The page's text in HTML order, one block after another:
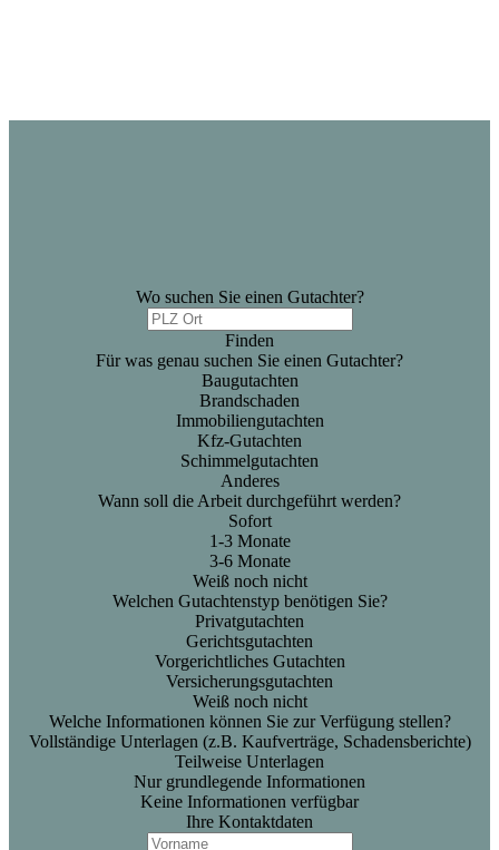
Wo suchen Sie einen Gutachter?
Finden
Für was genau suchen Sie einen Gutachter?
Baugutachten
Brandschaden
Immobiliengutachten
Kfz-Gutachten
Schimmelgutachten
Anderes
Wann soll die Arbeit durchgeführt werden?
Sofort
1-3 Monate
3-6 Monate
Weiß noch nicht
Welchen Gutachtenstyp benötigen Sie?
Privatgutachten
Gerichtsgutachten
Vorgerichtliches Gutachten
Versicherungsgutachten
Weiß noch nicht
Welche Informationen können Sie zur Verfügung stellen?
Vollständige Unterlagen (z.B. Kaufverträge, Schadensberichte)
Teilweise Unterlagen
Nur grundlegende Informationen
Keine Informationen verfügbar
Ihre Kontaktdaten